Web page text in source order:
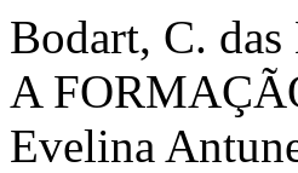
Bodart, C.
A
Evelina